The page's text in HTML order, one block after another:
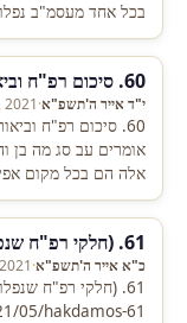
בכל אחד מעסמ"ב
60. סיכום רפ"ח וביאור פרטים (ענין רפ"ח שיעור ג)
י"ד אייר ה'תשפ"א·
60. סיכום רפ"ח
אומרים עב סג מה בן
אלה הם בכל מקום
61. (חלקי רפ"ח שנפלו מנה"י . (ענין רפ"ח שיעור ד
כ"א אייר ה'תשפ"א·
61. (חלקי רפ"ח
05/hakdamos-61/